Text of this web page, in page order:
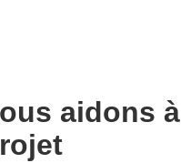
aidons à